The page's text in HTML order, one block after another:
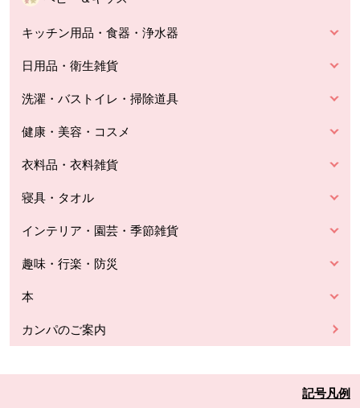
キッチン用品・食器・浄水器
日用品・衛生雑貨
洗濯・バストイレ・掃除道具
健康・美容・コスメ
衣料品・衣料雑貨
寝具・タオル
インテリア・園芸・季節雑貨
趣味・行楽・防災
本
カンパのご案内
記号凡例